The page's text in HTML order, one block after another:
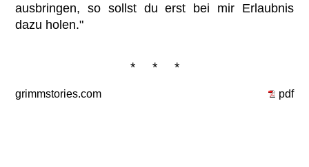
ausbringen, so sollst du erst bei mir Erlaubnis
dazu holen."
* * *
grimmstories.com pdf